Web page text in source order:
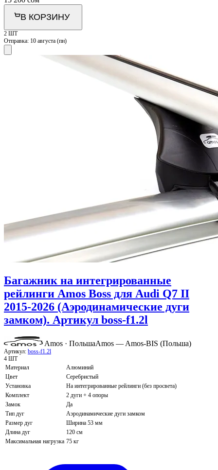
В КОРЗИНУ
2 ШТ
Отправка: 10 августа (пн)
Багажник на интегрированные
рейлинги Amos Boss для Audi Q7 II
2015-2026 (Аэродинамические дуги
замком). Артикул boss-f1.2l
Amos · ПольшаAmos — Amos-BIS (Польша)
Артикул: boss-f1.2l
4 ШТ
Материал
Алюминий
Цвет
Серебристый
Установка
На интегрированные рейлинги (без просвета)
Комплект
2 дуги + 4 опоры
Замок
Да
Тип дуг
Аэродинамические дуги замком
Размер дуг
Ширина 53 мм
Длина дуг
120 см
Максимальная нагрузка 75 кг